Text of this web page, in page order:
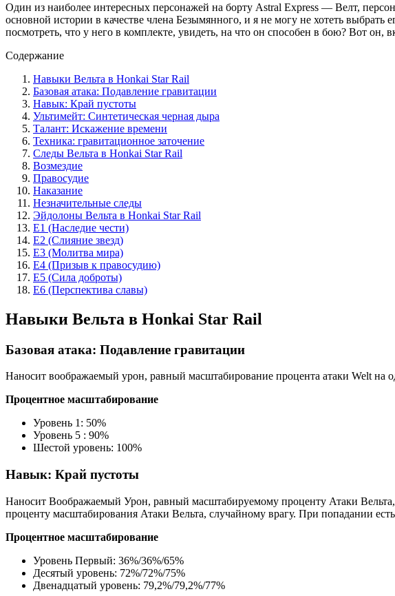
Один из наиболее интересных персонажей на борту Astral Express — Велт,
основной истории в качестве члена Безымянного, и я не могу не хотеть выбрать
посмотреть, что у него в комплекте, увидеть, на что он способен в бою? Вот
Содержание
Навыки Вельта в Honkai Star Rail
Базовая атака: Подавление гравитации
Навык: Край пустоты
Ультимейт: Синтетическая черная дыра
Талант: Искажение времени
Техника: гравитационное заточение
Следы Вельта в Honkai Star Rail
Возмездие
Правосудие
Наказание
Незначительные следы
Эйдолоны Вельта в Honkai Star Rail
E1 (Наследие чести)
E2 (Слияние звезд)
E3 (Молитва мира)
E4 (Призыв к правосудию)
E5 (Сила доброты)
E6 (Перспектива славы)
Навыки Вельта в Honkai Star Rail
Базовая атака: Подавление гравитации
Наносит воображаемый урон, равный масштабирование процента атаки Welt на
Процентное масштабирование
Уровень 1: 50%
Уровень 5 : 90%
Шестой уровень: 100%
Навык: Край пустоты
Наносит Воображаемый Урон, равный масштабируемому проценту Атаки
проценту масштабирования Атаки Вельта, случайному врагу. При попадании
Процентное масштабирование
Уровень Первый: 36%/36%/65%
Десятый уровень: 72%/72%/75%
Двенадцатый уровень: 79,2%/79,2%/77%